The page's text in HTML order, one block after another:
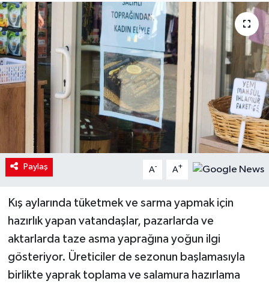
Paylaş A- A+
Kış aylarında tüketmek ve sarma yapmak için
hazırlık yapan vatandaşlar, pazarlarda ve
aktarlarda taze asma yaprağına yoğun ilgi
gösteriyor. Üreticiler de sezonun başlamasıyla
birlikte yaprak toplama ve salamura hazırlama